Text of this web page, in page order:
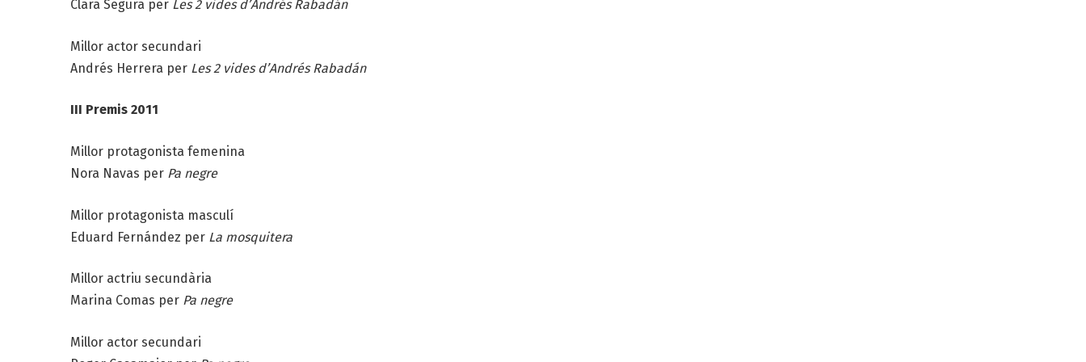
Clara Segura per Les 2 vides d’Andrés Rabadán
Millor actor secundari
Andrés Herrera per Les 2 vides d’Andrés Rabadán
III Premis 2011
Millor protagonista femenina
Nora Navas per Pa negre
Millor protagonista masculí
Eduard Fernández per La mosquitera
Millor actriu secundària
Marina Comas per Pa negre
Millor actor secundari